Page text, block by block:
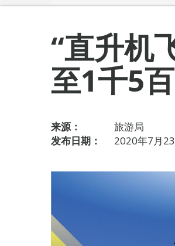
“直升机
至1千5
来源：
旅游局
发布日期：
2020年7月